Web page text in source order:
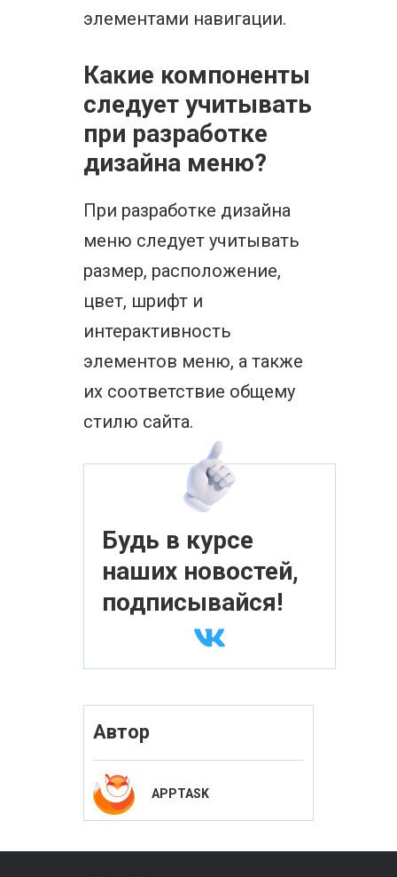
элементами навигации.
Какие компоненты
следует учитывать
при разработке
дизайна меню?
При разработке дизайна
меню следует учитывать
размер, расположение,
цвет, шрифт и
интерактивность
элементов меню, а также
их соответствие общему
стилю сайта.
Будь в курсе
наших новостей,
подписывайся!
Автор
APPTASK